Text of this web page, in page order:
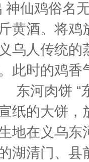
鸡俗名无
黄酒。将
乌人传统
此时的鸡
河肉饼 “东
纸的大饼
地在义乌
湖清门、